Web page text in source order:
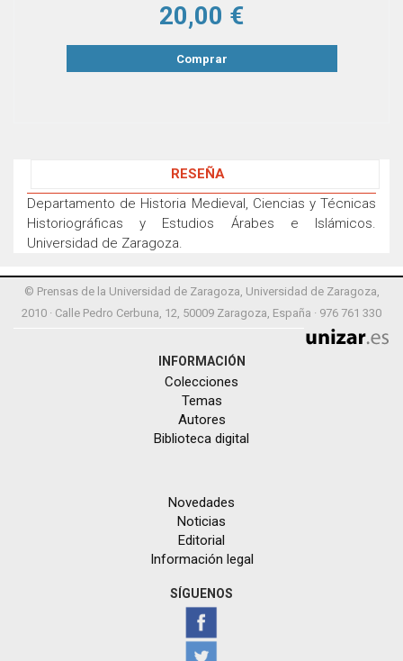
20,00 €
Comprar
RESEÑA
Departamento de Historia Medieval, Ciencias y Técnicas
Historiográficas y Estudios Árabes e Islámicos.
Universidad de Zaragoza.
© Prensas de la Universidad de Zaragoza, Universidad de Zaragoza,
2010 · Calle Pedro Cerbuna, 12, 50009 Zaragoza, España · 976 761 330
INFORMACIÓN
Colecciones
Temas
Autores
Biblioteca digital
Novedades
Noticias
Editorial
Información legal
SÍGUENOS